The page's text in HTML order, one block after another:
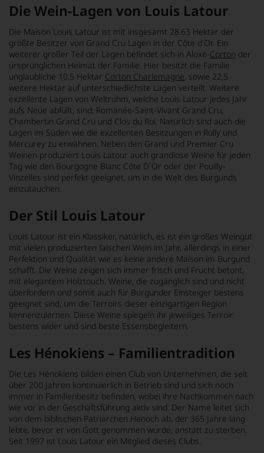
Die Wein-Lagen von Louis Latour
Die Maison Louis Latour ist mit insgesamt 28.63 Hektar der
größte Besitzer von Grand Cru Lagen in der Côte d'Or. Ein
weiterer großer Teil der Lagen befindet sich in Aloxe-Corton der
ursprünglichen Heimat der Familie. Hier besitzt die Familie
unglaubliche 10,5 Hektar Corton Charlemagne , sowie 22,5
weitere Hektar auf unterschiedlichste Lagen verteilt. Weitere
exzellente Lagen von Weltruhm, welche Louis Latour jedes Jahr
aufs Neue abfüllt, sind; Romanée-Saint-Vivant Grand Cru,
Chambertin Grand Cru und Clos du Roi. Natürlich sind auch die
Lagen im Süden wie die exzellenten Besitzungen in Rully und
Mercurey zu erwähnen. Neben den Grand und Premier Cru
Weinen produziert Louis Latour auch grandiose Weine für jeden
Tag wie den Bourgogne Blanc Côte D´Or oder der Pouilly-
Vinzelles sind perfekt geeignet, um in die Welt des Burgunds
einzutauchen.
Der Stil Louis Latour
Louis Latour ist ein Klassiker, natürlich, es ist ein großes Weingut
mit vielen produzierten falschen Wein im Jahr, allerdings in einer
Perfektion und Qualität wie es keine andere Maison im Burgund
schafft. Die Weine zeigen sich immer frisch und Frucht betont,
mit elegantem Holztouch. Weine, die zugänglich sind und nicht
überfordern und somit auch für Burgunder Einsteiger bestens
geeignet sind, um die Terroirs dieser einzigartigen Region
kennenzulernen. Diese Weine spiegeln ihr jeweiliges Terroir
bestens wider und sind beste Essensbegleitern.
Les Hénokiens – Familientradition
Die Les Hénokiens bilden einen Club von Unternehmen, die seit
über 200 Jahren kontinuierlich in Betrieb sind und sich noch
immer in Familienbesitz befinden, wobei ihre Nachkommen nach
wie vor in der Geschäftsführung aktiv sind. Der Name leitet sich
von dem biblischen Patriarchen Henoch ab, der 365 Jahre lang
lebte, bevor er von Gott genommen wurde, anstatt zu sterben.
Seit 1997 ist Louis Latour ein Mitglied dieses Clubs.